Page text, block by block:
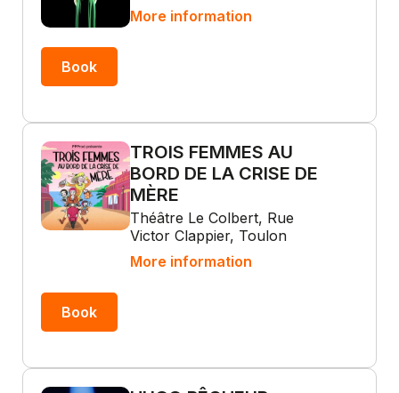
More information
Book
TROIS FEMMES AU
BORD DE LA CRISE DE
MÈRE
Théâtre Le Colbert, Rue
Victor Clappier, Toulon
More information
Book